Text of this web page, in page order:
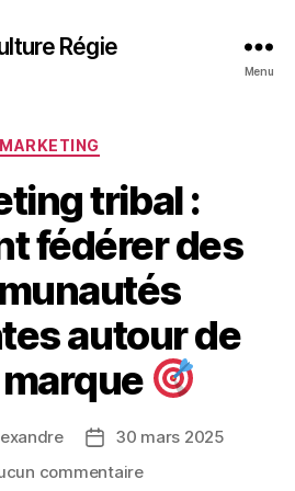
Régie
Menu
Catégories
MARKETING
tribal :
fédérer des
autour de
Date30 mars 2025
commentairesur